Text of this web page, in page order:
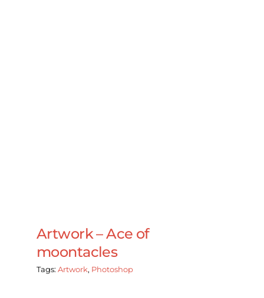
Artwork – Ace of
moontacles
Tags: Artwork, Photoshop